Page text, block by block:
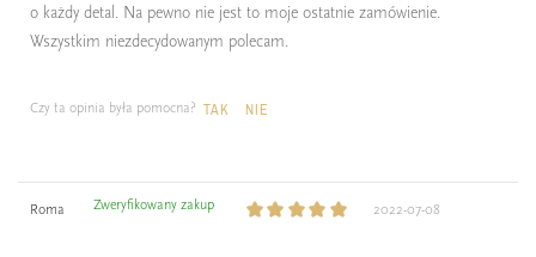
o każdy detal. Na pewno nie jest to moje ostatnie zamówienie.
Wszystkim niezdecydowanym polecam.
Czy ta opinia była pomocna? TAK NIE
Roma Zweryfikowany zakup 2022-07-08